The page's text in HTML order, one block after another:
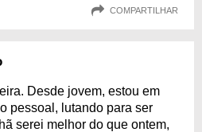
COMPARTILHAR
Desde jovem, estou em
pessoal, lutando para ser
serei melhor do que ontem,